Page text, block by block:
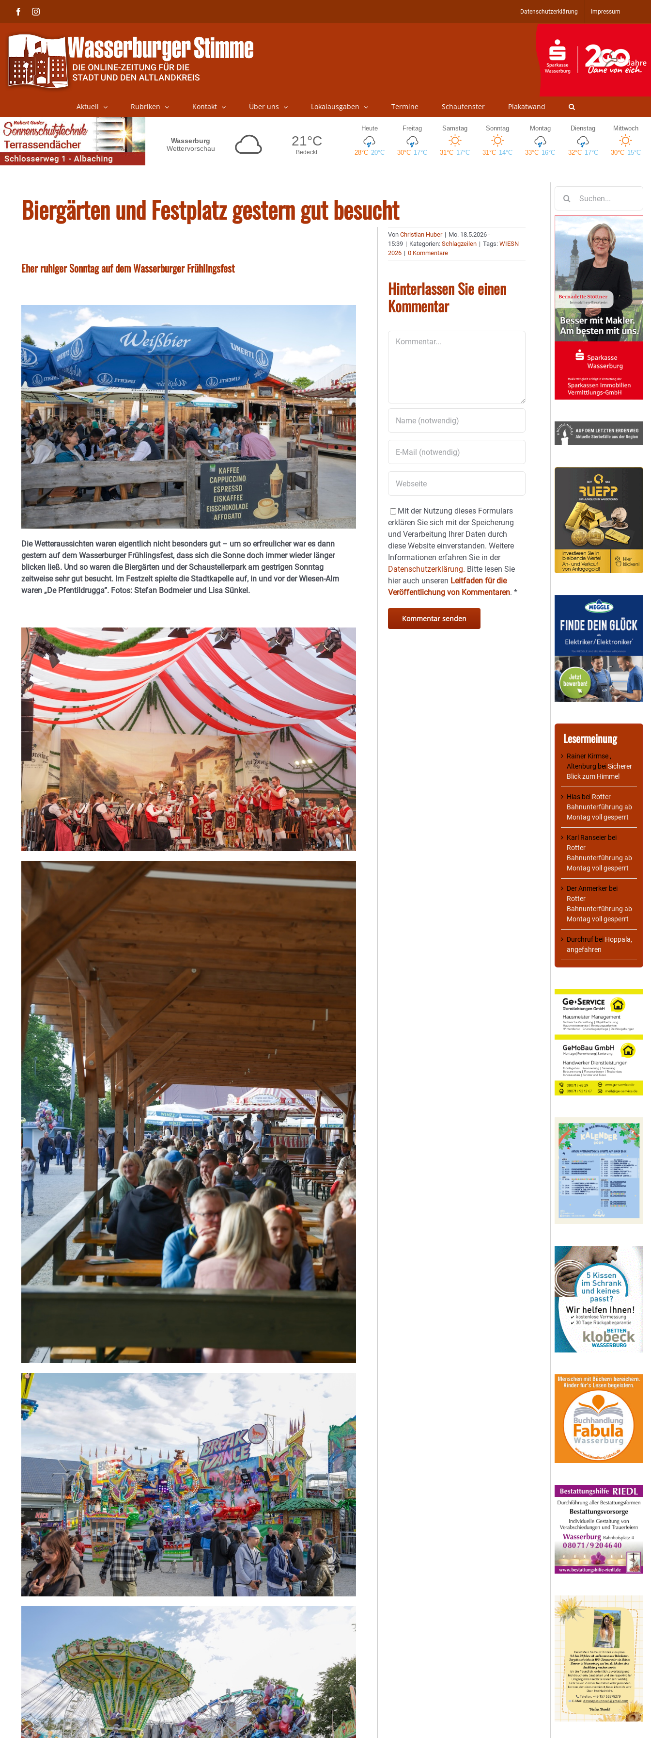
FacebookInstagram Datenschutzerklärung Impressum
Aktuell Rubriken Kontakt Über uns Lokalausgaben Termine Schaufenster Plakatwand
Biergärten und Festplatz gestern gut besucht
Eher ruhiger Sonntag auf dem Wasserburger Frühlingsfest
Die Wetteraussichten waren eigentlich nicht besonders gut – um so erfreulicher war es dann
gestern auf dem Wasserburger Frühlingsfest, dass sich die Sonne doch immer wieder länger
blicken ließ. Und so waren die Biergärten und der Schaustellerpark am gestrigen Sonntag
zeitweise sehr gut besucht. Im Festzelt spielte die Stadtkapelle auf, in und vor der Wiesen-Alm
waren „De Pfentildrugga“. Fotos: Stefan Bodmeier und Lisa Sünkel.
VonChristian Huber | Mo. 18.5.2026 -
15:39 | Kategorien:Schlagzeilen | Tags:WIESN
2026 | 0 Kommentare
Hinterlassen Sie einen
Kommentar
Mit der Nutzung dieses Formulars
erklären Sie sich mit der Speicherung
und Verarbeitung Ihrer Daten durch
diese Website einverstanden. Weitere
Informationen erfahren Sie in der
Datenschutzerklärung. Bitte lesen Sie
hier auch unseren Leitfaden für die
Veröffentlichung von Kommentaren.*
nach:
Lesermeinung
Rainer Kirmse ,
Altenburg beiSicherer
Blick zum Himmel
Hias bei Rotter
Bahnunterführung ab
Montag voll gesperrt
Karl Ranseier bei
Rotter
Bahnunterführung ab
Montag voll gesperrt
Der Anmerker bei
Rotter
Bahnunterführung ab
Montag voll gesperrt
Durchruf bei Hoppala,
angefahren